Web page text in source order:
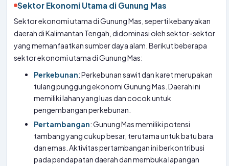
Sektor Ekonomi Utama di Gunung Mas
Sektor ekonomi utama di Gunung Mas, seperti kebanyakan
daerah di Kalimantan Tengah, didominasi oleh sektor-sektor
yang memanfaatkan sumber daya alam. Berikut beberapa
sektor ekonomi utama di Gunung Mas:
Perkebunan: Perkebunan sawit dan karet merupakan
tulang punggung ekonomi Gunung Mas. Daerah ini
memiliki lahan yang luas dan cocok untuk
pengembangan perkebunan.
Pertambangan: Gunung Mas memiliki potensi
tambang yang cukup besar, terutama untuk batu bara
dan emas. Aktivitas pertambangan ini berkontribusi
pada pendapatan daerah dan membuka lapangan